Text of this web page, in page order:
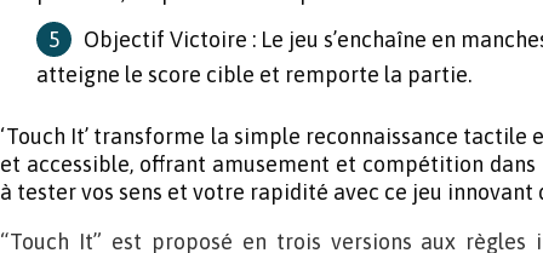
Objectif Victoire : Le jeu s’enchaîne en
atteigne le score cible et remporte la partie.
‘Touch It’ transforme la simple reconnaissance
et accessible, offrant amusement et compétition dans
à tester vos sens et votre rapidité avec ce jeu innovant
“Touch It” est proposé en trois versions aux règles